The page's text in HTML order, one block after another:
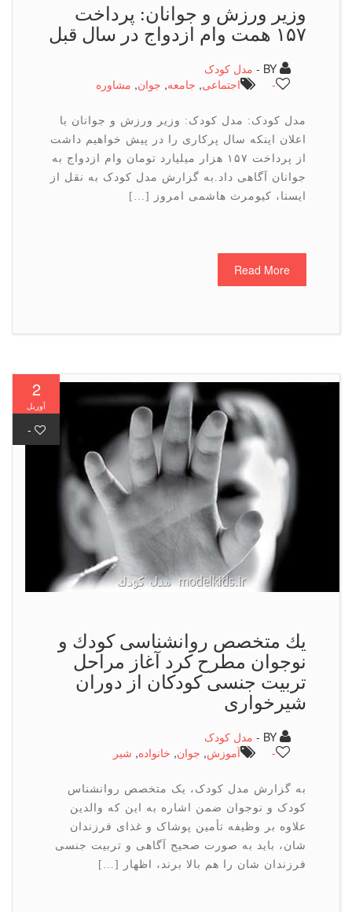
وزیر ورزش و جوانان: پرداخت
مدل کودک
اجتماعی,جامعه ,جوان,مشاوره
مدل کودک: مدل کودک: وزیر ورزش و جوانان با
اعلان اینکه سال پرکاری را در پیش خواهیم داشت
از پرداخت ۱۵۷ هزار میلیارد تومان وام ازدواج به
جوانان آگاهی داد.به گزارش مدل کودک به نقل از
ایسنا، کیومرث هاشمی امروز […]
Read More
2
یك متخصص روانشناسی كودك و
نوجوان مطرح كرد آغاز مراحل
تربیت جنسی کودکان از دوران
شیرخواری
مدل کودک
آموزش,جوان, خانواده, شیر
به گزارش مدل کودک، یک متخصص روانشناس
کودک و نوجوان ضمن اشاره به این که والدین
علاوه بر وظیفه تأمین پوشاک و غذای فرزندان
شان، باید به صورت صحیح آگاهی و تربیت جنسی
فرزندان شان را هم بالا برند، اظهار […]